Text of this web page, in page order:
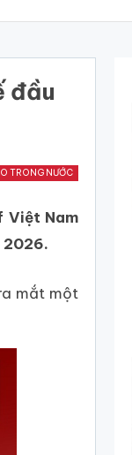
đầu
TRONG NƯỚC
Việt Nam
2026.
mắt một